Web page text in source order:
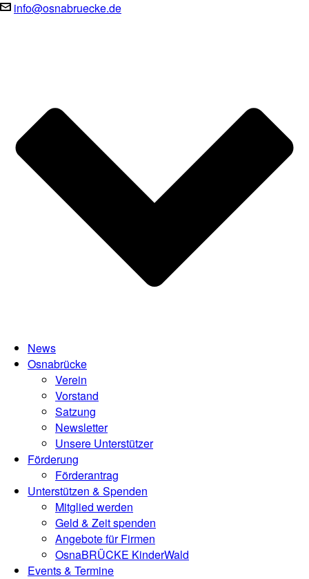
info@osnabruecke.de
News
Osnabrücke
Verein
Vorstand
Satzung
Newsletter
Unsere Unterstützer
Förderung
Förderantrag
Unterstützen & Spenden
Mitglied werden
Geld & Zeit spenden
Angebote für Firmen
OsnaBRÜCKE KinderWald
Events & Termine